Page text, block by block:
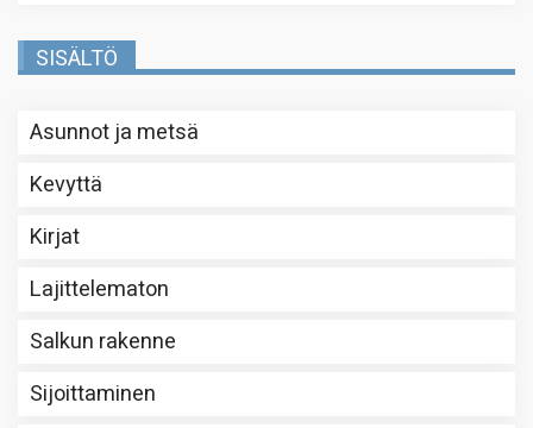
SISÄLTÖ
Asunnot ja metsä
Kevyttä
Kirjat
Lajittelematon
Salkun rakenne
Sijoittaminen